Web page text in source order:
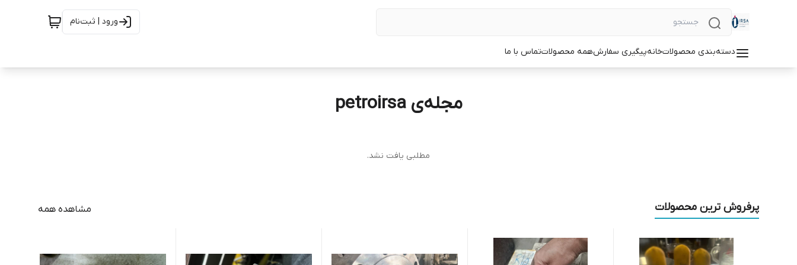
ورود | ثبت‌نام
دسته‌بندی محصولاتخانهپیگیری سفارشهمه محصولاتتماس با ما
مجله‌ی petroirsa
مطلبی یافت نشد.
پرفروش ترین محصولات مشاهده همه